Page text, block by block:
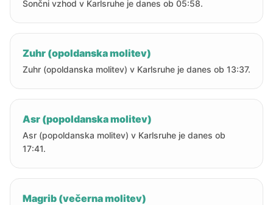
Sončni vzhod v Karlsruhe je danes ob 05:58.
Zuhr (opoldanska molitev)
Zuhr (opoldanska molitev) v Karlsruhe je danes ob 13:37.
Asr (popoldanska molitev)
Asr (popoldanska molitev) v Karlsruhe je danes ob
17:41.
Magrib (večerna molitev)